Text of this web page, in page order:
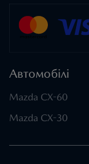
Автомобілі
Mazda CX-60
Mazda CX-30